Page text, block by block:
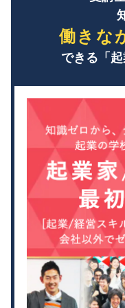
働きな
できる「